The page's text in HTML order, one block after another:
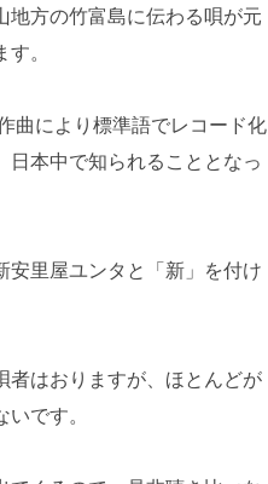
地方の竹富島に伝わる唄が元
。
曲により標準語でレコード化
日本中で知られることとなっ
安里屋ユンタと「新」を付け
者はおりますが、ほとんどが
です。